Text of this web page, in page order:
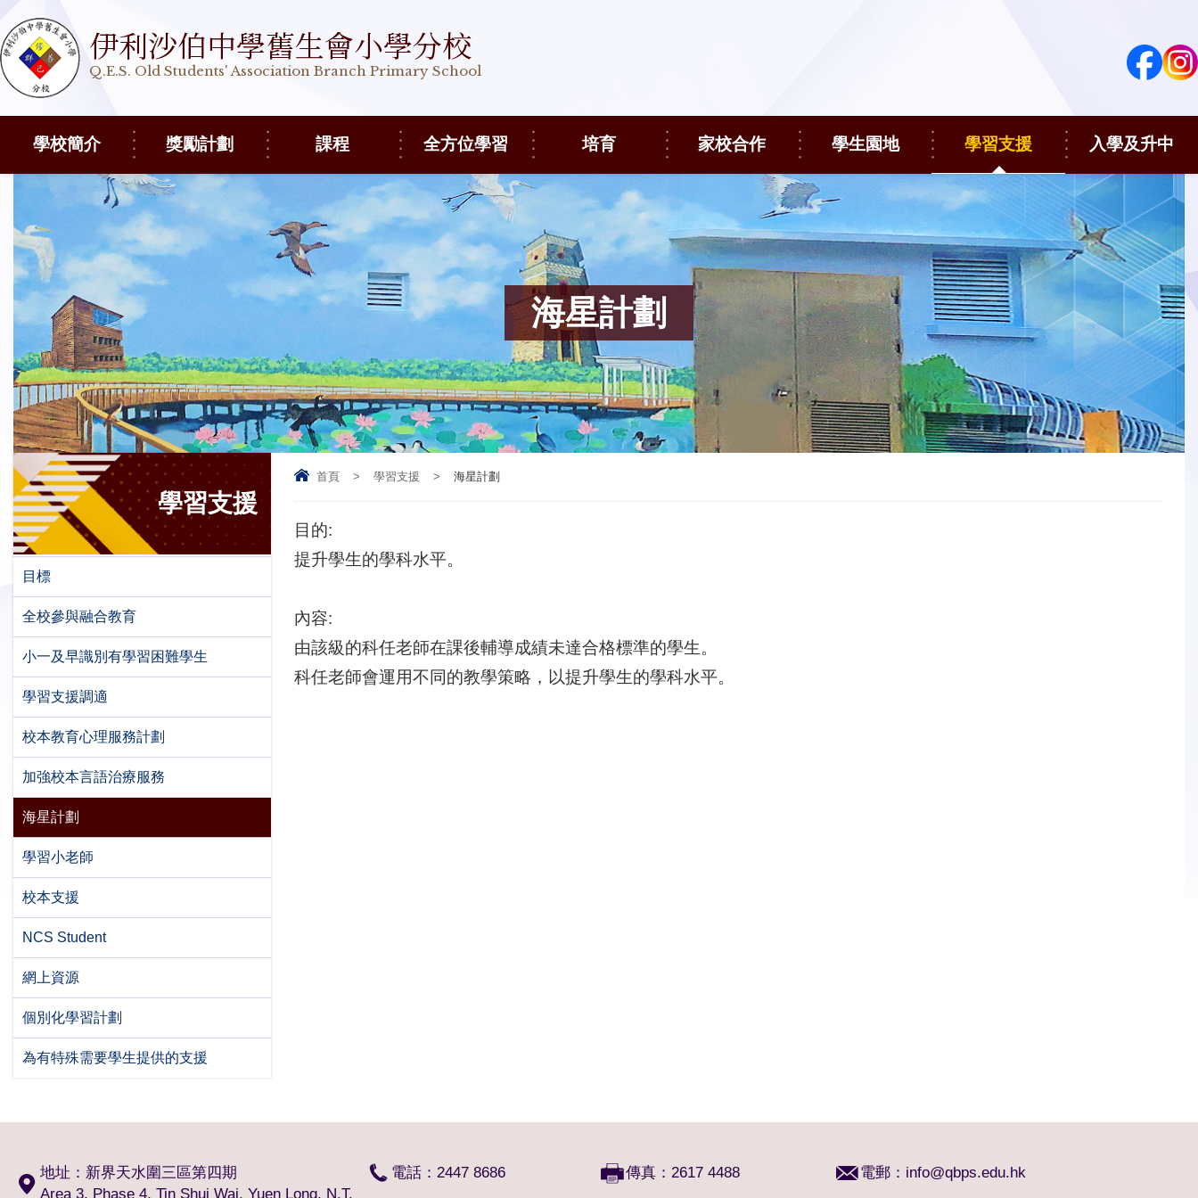
伊利沙伯中學舊生會小學分校
Q.E.S. Old Students' Association Branch Primary School
學校簡介 獎勵計劃 課程 全方位學習 培育 家校合作 學生園地 學習支援 入學及升中
海星計劃
首頁 > 學習支援 > 海星計劃
目的:
提升學生的學科水平。
內容:
由該級的科任老師在課後輔導成績未達合格標準的學生。
科任老師會運用不同的教學策略，以提升學生的學科水平。
學習支援
目標
全校參與融合教育
小一及早識別有學習困難學生
學習支援調適
校本教育心理服務計劃
加強校本言語治療服務
海星計劃
學習小老師
校本支援
NCS Student
網上資源
個別化學習計劃
為有特殊需要學生提供的支援
地址：新界天水圍三區第四期
Area 3, Phase 4, Tin Shui Wai, Yuen Long, N.T.
電話：2447 8686 傳真：2617 4488 電郵： info@qbps.edu.hk